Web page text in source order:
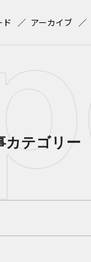
ド アーカイブ
カテゴリー